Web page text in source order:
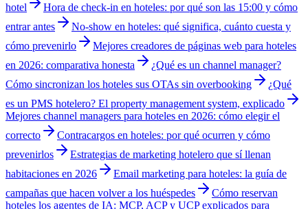
hotel
Hora de check-in en hoteles: por qué son las 15:00 y cómo
entrar antes
No-show en hoteles: qué significa, cuánto cuesta y
cómo prevenirlo
Mejores creadores de páginas web para hoteles
en 2026: comparativa honesta
¿Qué es un channel manager?
Cómo sincronizan los hoteles sus OTAs sin overbooking
¿Qué
es un PMS hotelero? El property management system, explicado
Mejores channel managers para hoteles en 2026: cómo elegir el
correcto
Contracargos en hoteles: por qué ocurren y cómo
prevenirlos
Estrategias de marketing hotelero que sí llenan
habitaciones en 2026
Email marketing para hoteles: la guía de
campañas que hacen volver a los huéspedes
Cómo reservan
hoteles los agentes de IA: MCP, ACP y UCP explicados para